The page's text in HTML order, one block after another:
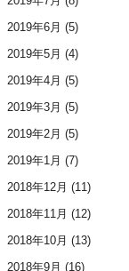
2019年6月 (5)
2019年5月 (4)
2019年4月 (5)
2019年3月 (5)
2019年2月 (5)
2019年1月 (7)
2018年12月 (11)
2018年11月 (12)
2018年10月 (13)
2018年9月 (16)